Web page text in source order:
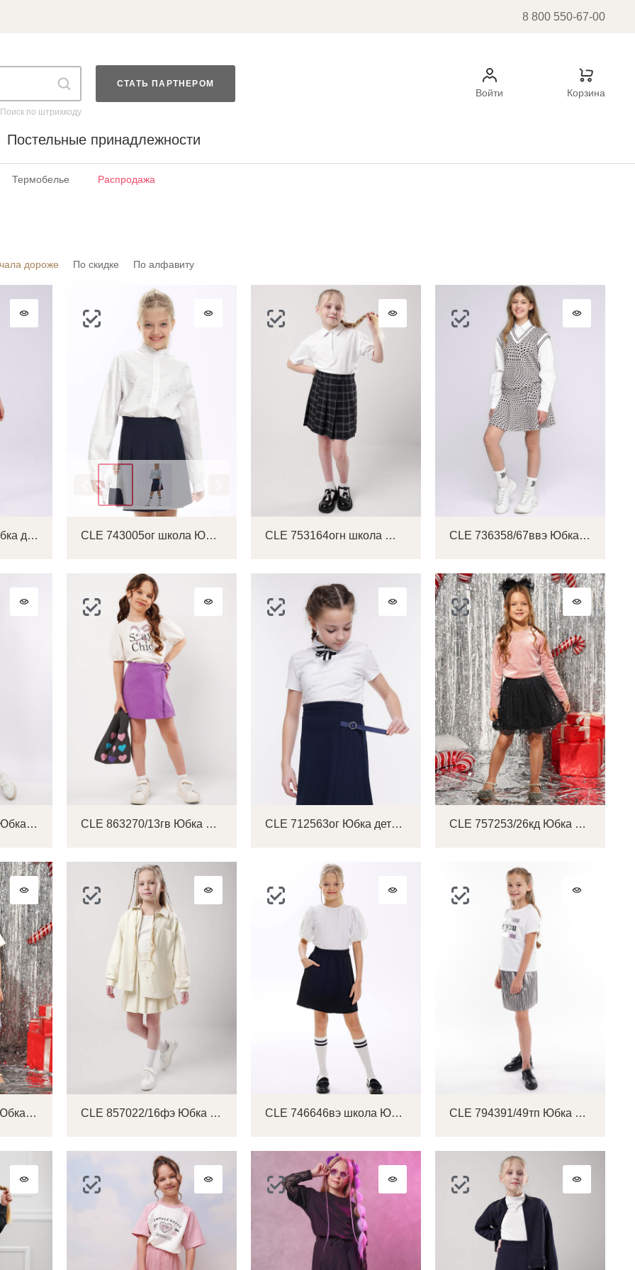
8 800 550-67-00
Поиск по штрихкоду
СТАТЬ ПАРТНЕРОМ
Войти Корзина
Постельные принадлежности
Термобелье Распродажа
дороже По скидке По алфавиту
CLE 846582/77зз Юбка детская для девочки CLE 743005ог школа Юбка детская для девочки CLE 753164огн школа Юбка детская для девочки CLE 736358/67ввэ Юбка детская для девочки
CLE 725969/42ввэ Юбка детская для девочки CLE 863270/13гв Юбка детская для девочки CLE 712563ог Юбка детская для девочки CLE 757253/26кд Юбка детская для девочки
CLE 757252/26кдн Юбка детская для девочки CLE 857022/16фэ Юбка детская для девочки CLE 746646вэ школа Юбка детская для девочки CLE 794391/49тп Юбка детская для девочки